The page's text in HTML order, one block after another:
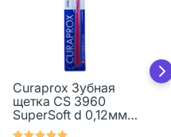
Curaprox Зубная
щетка CS 3960
SuperSoft d 0,12мм 1
шт